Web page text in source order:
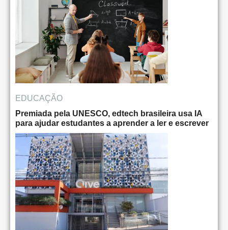
EDUCAÇÃO
Premiada pela UNESCO, edtech brasileira usa IA
para ajudar estudantes a aprender a ler e escrever